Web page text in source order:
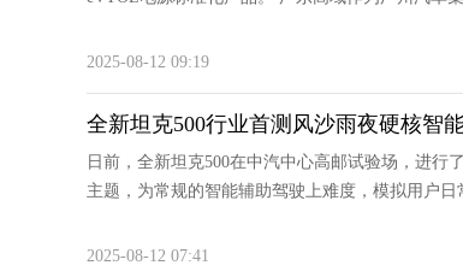
2025-08-12 09:19
全新坦克500行业首测风沙雨夜硬核智
日前，全新坦克500在中汽中心高邮试验场，进
主题，为常规的智能辅助驾驶上难度，模拟用户
2025-08-12 07:41